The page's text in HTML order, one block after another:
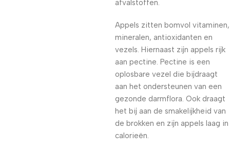
afvalstoffen.
Appels zitten bomvol vitaminen,
mineralen, antioxidanten en
vezels. Hiernaast zijn appels rijk
aan pectine. Pectine is een
oplosbare vezel die bijdraagt
aan het ondersteunen van een
gezonde darmflora. Ook draagt
het bij aan de smakelijkheid van
de brokken en zijn appels laag in
calorieën.